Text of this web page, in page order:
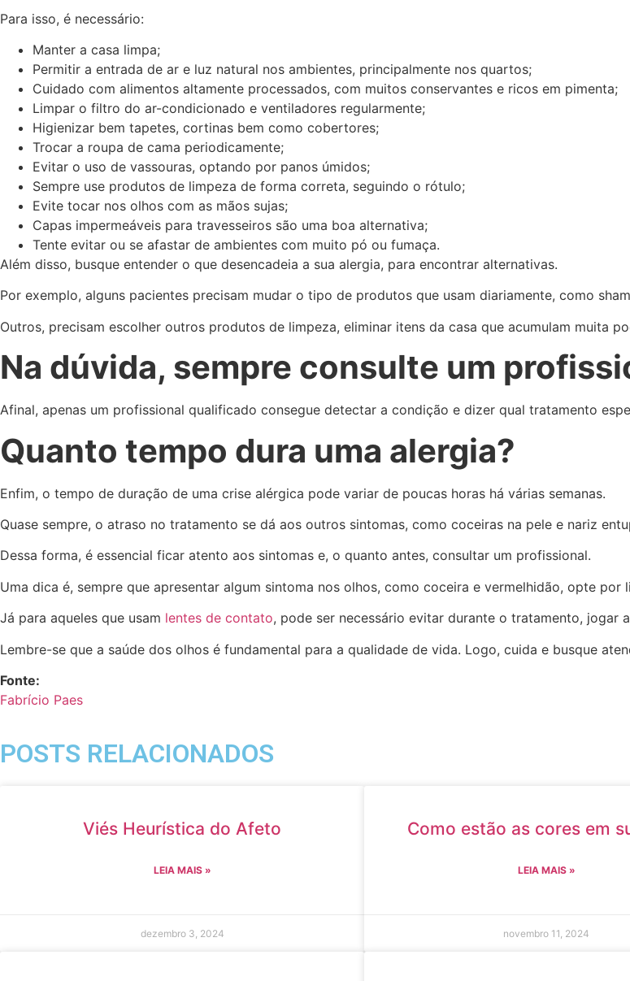
Para isso, é necessário:
Manter a casa limpa;
Permitir a entrada de ar e luz natural nos ambientes, principalmente nos quartos;
Cuidado com alimentos altamente processados, com muitos conservantes e ricos em pimenta;
Limpar o filtro do ar-condicionado e ventiladores regularmente;
Higienizar bem tapetes, cortinas bem como cobertores;
Trocar a roupa de cama periodicamente;
Evitar o uso de vassouras, optando por panos úmidos;
Sempre use produtos de limpeza de forma correta, seguindo o rótulo;
Evite tocar nos olhos com as mãos sujas;
Capas impermeáveis para travesseiros são uma boa alternativa;
Tente evitar ou se afastar de ambientes com muito pó ou fumaça.
Além disso, busque entender o que desencadeia a sua alergia, para encontrar alternativas.
Por exemplo, alguns pacientes precisam mudar o tipo de produtos que usam diariamente, como
Outros, precisam escolher outros produtos de limpeza, eliminar itens da casa que acumulam muita
Na dúvida, sempre consulte um
Afinal, apenas um profissional qualificado consegue detectar a condição e dizer qual tratamento
Quanto tempo dura uma alergia?
Enfim, o tempo de duração de uma crise alérgica pode variar de poucas horas há várias semanas.
Quase sempre, o atraso no tratamento se dá aos outros sintomas, como coceiras na pele e nariz
Dessa forma, é essencial ficar atento aos sintomas e, o quanto antes, consultar um profissional.
Uma dica é, sempre que apresentar algum sintoma nos olhos, como coceira e vermelhidão, opte
Já para aqueles que usam lentes de contato, pode ser necessário evitar durante o tratamento, jogar
Lembre-se que a saúde dos olhos é fundamental para a qualidade de vida. Logo, cuida e busque
Fonte:
Fabrício Paes
POSTS RELACIONADOS
Viés Heurística do Afeto
LEIA MAIS »
dezembro 3, 2024
Como estão as cores em
LEIA MAIS »
novembro 11, 2024